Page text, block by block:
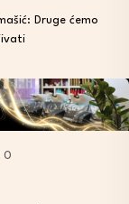
Druge ćemo
0